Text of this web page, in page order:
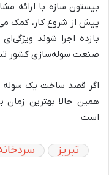
بیستون سازه با ارائه
پیش از شروع کار، کمک
بازده اجرا شوند
صنعت سوله‌سازی کشور
اگر قصد ساخت یک سوله
همین حالا بهترین
است
تبریز